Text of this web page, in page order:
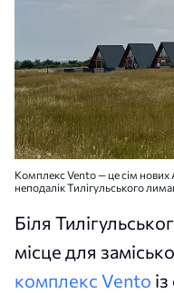
Комплекс Vento — це сім
неподалік Тилігульського
Біля
місце для
комплекс Vento